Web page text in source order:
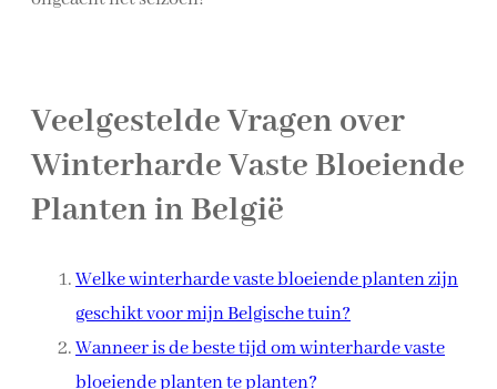
Veelgestelde Vragen over
Winterharde Vaste Bloeiende
Planten in België
Welke winterharde vaste bloeiende planten zijn
geschikt voor mijn Belgische tuin?
Wanneer is de beste tijd om winterharde vaste
bloeiende planten te planten?